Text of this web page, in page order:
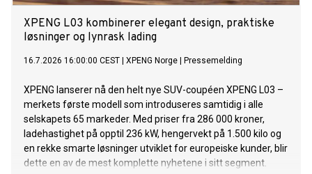
XPENG L03 kombinerer elegant design, praktiske
løsninger og lynrask lading
16.7.2026 16:00:00 CEST XPENG Norge Pressemelding
XPENG lanserer nå den helt nye SUV-coupéen XPENG L03 –
merkets første modell som introduseres samtidig i alle
selskapets 65 markeder. Med priser fra 286 000 kroner,
ladehastighet på opptil 236 kW, hengervekt på 1.500 kilo og
en rekke smarte løsninger utviklet for europeiske kunder, blir
dette en av de mest komplette nyhetene i sitt segment.